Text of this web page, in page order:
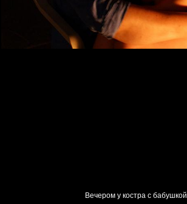
Вечером у костра с бабушкой